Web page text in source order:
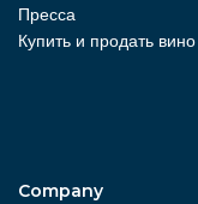
Пресса
Купить и продать вино
Company